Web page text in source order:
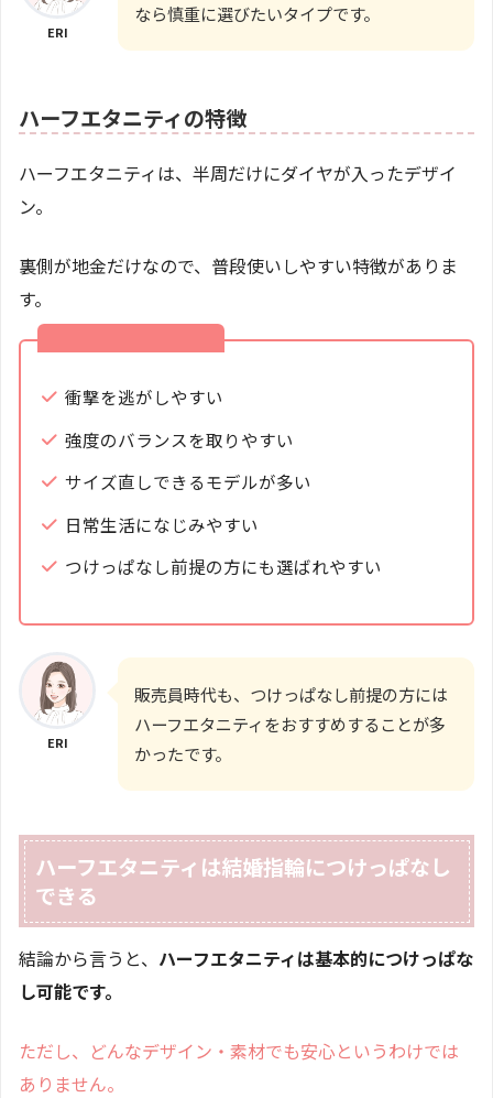
ERI
なら慎重に選びたいタイプです。
ハーフエタニティの特徴
ハーフエタニティは、半周だけにダイヤが入ったデザイ
ン。
裏側が地金だけなので、普段使いしやすい特徴がありま
す。
衝撃を逃がしやすい
強度のバランスを取りやすい
サイズ直しできるモデルが多い
日常生活になじみやすい
つけっぱなし前提の方にも選ばれやすい
ERI
販売員時代も、つけっぱなし前提の方には
ハーフエタニティをおすすめすることが多
かったです。
ハーフエタニティは結婚指輪につけっぱなし
できる
結論から言うと、 ハーフエタニティは基本的につけっぱな
し可能です。
ただし、どんなデザイン・素材でも安心というわけでは
ありません。